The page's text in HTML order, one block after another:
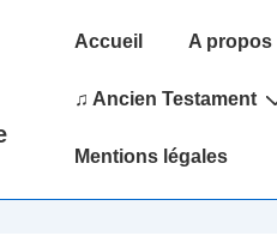
Main
Accueil A propos
♫ Ancien Testament
Mentions légales